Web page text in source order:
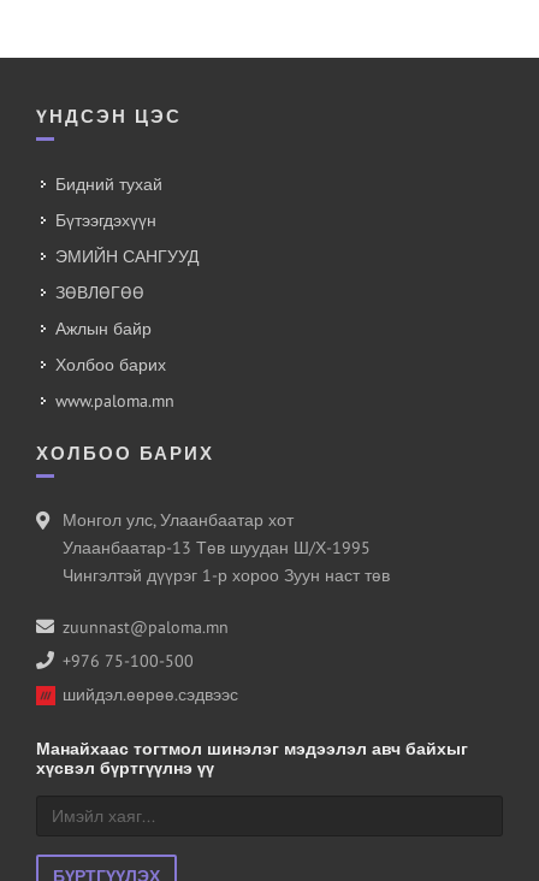
ҮНДСЭН ЦЭС
Бидний тухай
Бүтээгдэхүүн
ЭМИЙН САНГУУД
ЗӨВЛӨГӨӨ
Ажлын байр
Холбоо барих
www.paloma.mn
ХОЛБОО БАРИХ
Монгол улс, Улаанбаатар хот
Улаанбаатар-13 Төв шуудан Ш/Х-1995
Чингэлтэй дүүрэг 1-р хороо Зуун наст төв
zuunnast@paloma.mn
+976 75-100-500
шийдэл.өөрөө.сэдвээс
Манайхаас тогтмол шинэлэг мэдээлэл авч байхыг
хүсвэл бүртгүүлнэ үү
БҮРТГҮҮЛЭХ